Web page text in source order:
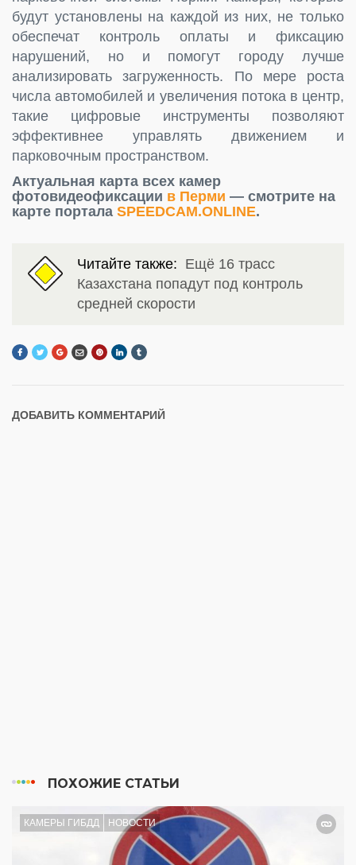
будут установлены на каждой из них, не только
обеспечат контроль оплаты и фиксацию
нарушений, но и помогут городу лучше
анализировать загруженность. По мере роста
числа автомобилей и увеличения потока в центр,
такие цифровые инструменты позволяют
эффективнее управлять движением и
парковочным пространством.
Актуальная карта всех камер
фотовидеофиксации в Перми — смотрите на
карте портала SPEEDCAM.ONLINE.
Читайте также: Ещё 16 трасс
Казахстана попадут под контроль
средней скорости
ДОБАВИТЬ КОММЕНТАРИЙ
ПОХОЖИЕ СТАТЬИ
КАМЕРЫ ГИБДД НОВОСТИ